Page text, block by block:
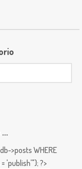
>posts WHERE
'publish'"); ?>